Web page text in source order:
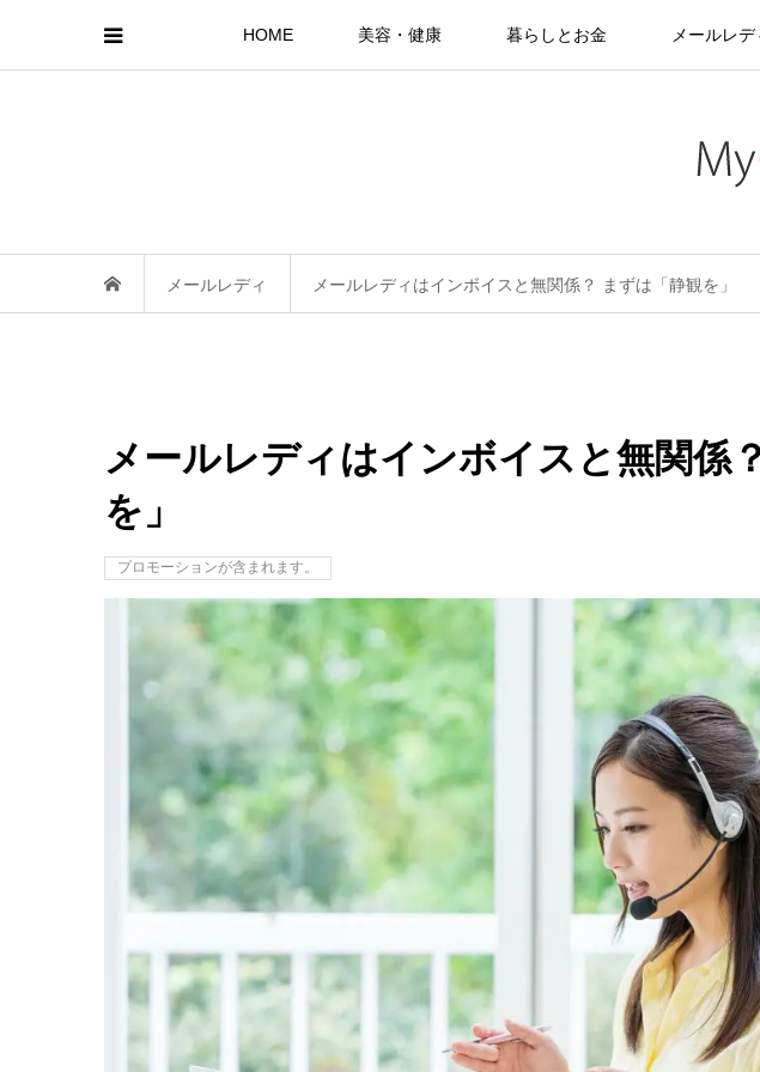
HOME 美容・健康 暮らしとお金 メールレデ
メールレディ メールレディはインボイスと無関係？ まずは「静観を」
メールレディはインボイスと無関係
を」
プロモーションが含まれます。